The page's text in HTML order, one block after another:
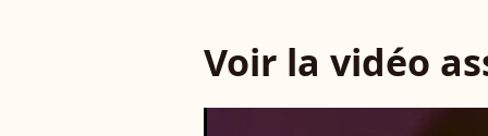
Voir la vidéo